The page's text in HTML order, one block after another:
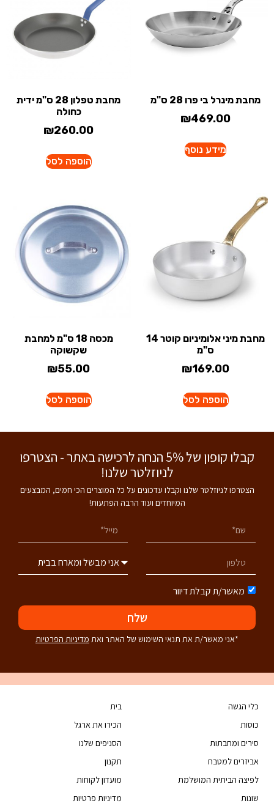
מחבת מינרל בי פרו 28 ס"מ
₪469.00
מידע נוסף
מחבת טפלון 28 ס"מ ידית
כחולה
₪260.00
הוספה לסל
מחבת מיני אלומיניום קוטר 14
ס"מ
₪169.00
הוספה לסל
מכסה 18 ס"מ למחבת
שקשוקה
₪55.00
הוספה לסל
קבלו קופון של 5% הנחה לרכישה באתר - הצטרפו
לניוזלטר שלנו!
הצטרפו לניוזלטר שלנו וקבלו עדכונים על כל המוצרים הכי חמים, המבצעים
המיוחדים ועוד הרבה הפתעות!
מאשר/ת קבלת דיוור
שלח
*אני מאשר/ת את תנאי השימוש של האתר ואת מדיניות הפרטיות
כלי הגשה
כוסות
סירים ומחבתות
אביזרים למטבח
לפיצה הביתית המושלמת
שונות
בית
הכירו את ארגל
הסניפים שלנו
תקנון
מועדון לקוחות
מדיניות פרטיות